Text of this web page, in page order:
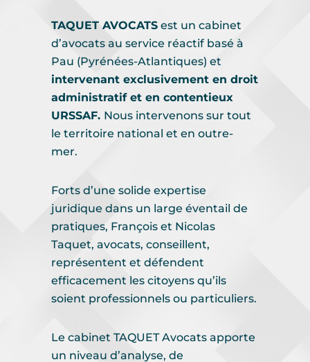
TAQUET AVOCATS est un cabinet
d’avocats au service réactif basé à
Pau (Pyrénées-Atlantiques) et
intervenant exclusivement en droit
administratif et en contentieux
URSSAF. Nous intervenons sur tout
le territoire national et en outre-
mer.
Forts d’une solide expertise
juridique dans un large éventail de
pratiques, François et Nicolas
Taquet, avocats, conseillent,
représentent et défendent
efficacement les citoyens qu’ils
soient professionnels ou particuliers.
Le cabinet TAQUET Avocats apporte
un niveau d’analyse, de